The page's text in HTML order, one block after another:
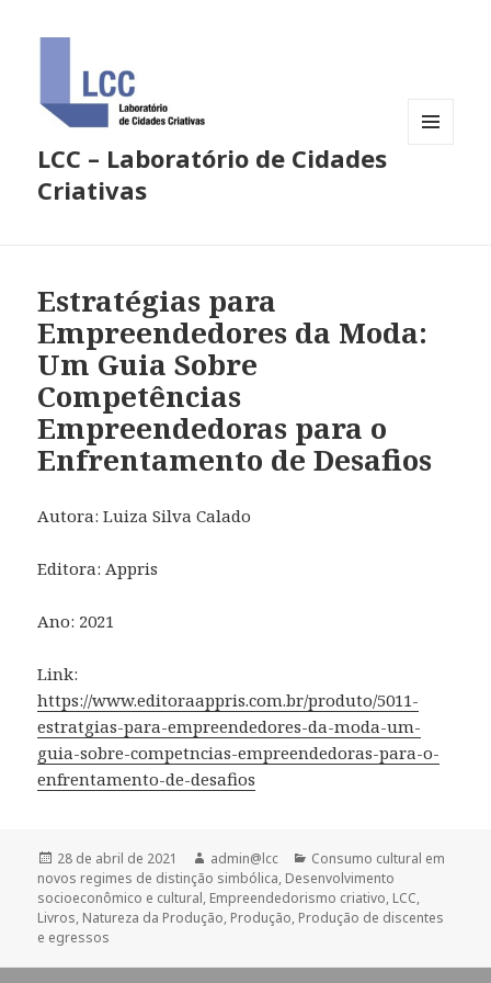
LCC – Laboratório de Cidades
Criativas
Estratégias para
Empreendedores da Moda:
Um Guia Sobre
Competências
Empreendedoras para o
Enfrentamento de Desafios
Autora: Luiza Silva Calado
Editora: Appris
Ano: 2021
Link:
https://www.editoraappris.com.br/produto/5011-
estratgias-para-empreendedores-da-moda-um-
guia-sobre-competncias-empreendedoras-para-o-
enfrentamento-de-desafios
Publicado
em
28 de abril de 2021 Autor
admin@lcc Categorias
Consumo cultural em
novos regimes de distinção simbólica, Desenvolvimento
socioeconômico e cultural, Empreendedorismo criativo, LCC,
Livros, Natureza da Produção, Produção, Produção de discentes
e egressos